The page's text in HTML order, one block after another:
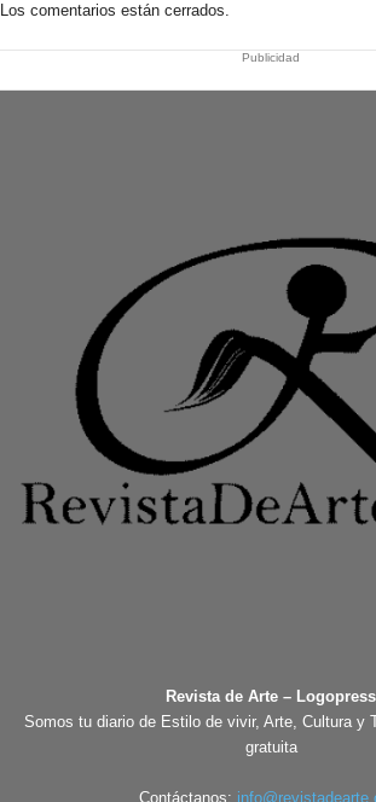
Los comentarios están cerrados.
Publicidad
Revista de Arte – Logopress
Somos tu diario de Estilo de vivir, Arte, Cultura y
gratuita
Contáctanos: